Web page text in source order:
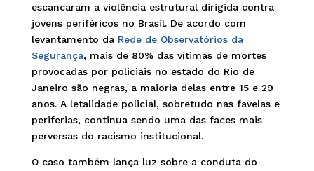
escancaram a violência estrutural dirigida contra
jovens periféricos no Brasil. De acordo com
levantamento da Rede de Observatórios da
Segurança, mais de 80% das vítimas de mortes
provocadas por policiais no estado do Rio de
Janeiro são negras, a maioria delas entre 15 e 29
anos. A letalidade policial, sobretudo nas favelas e
periferias, continua sendo uma das faces mais
perversas do racismo institucional.
O caso também lança luz sobre a conduta do